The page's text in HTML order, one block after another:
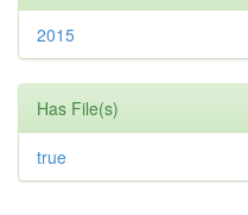
2015
Has File(s)
true